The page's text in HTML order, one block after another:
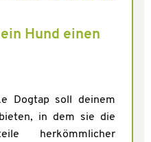
Hund einen
Dogtap soll deinem
in dem sie die
herkömmlicher